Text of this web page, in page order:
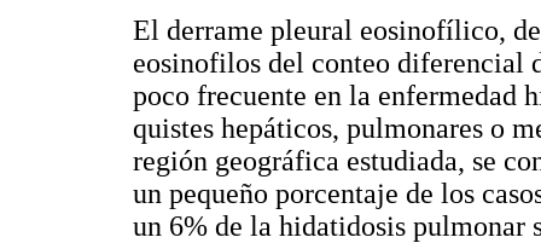
El derrame pleural eosinofílico,
eosinofilos del conteo diferencial
poco frecuente en la enfermedad
quistes hepáticos, pulmonares o
región geográfica estudiada, se
un pequeño porcentaje de los
un 6% de la hidatidosis pulmonar